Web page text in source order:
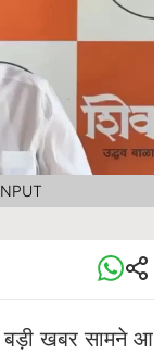
बड़ी खबर सामने आ